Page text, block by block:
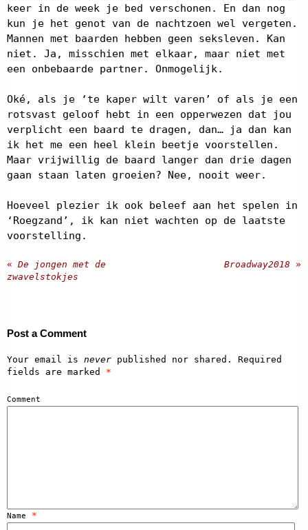
keer in de week je bed verschonen. En dan nog
kun je het genot van de nachtzoen wel vergeten.
Mannen met baarden hebben geen seksleven. Kan
niet. Ja, misschien met elkaar, maar niet met
een onbebaarde partner. Onmogelijk.
Oké, als je ‘te kaper wilt varen’ of als je een
rotsvast geloof hebt in een opperwezen dat jou
verplicht een baard te dragen, dan… ja dan kan
ik het me een heel klein beetje voorstellen.
Maar vrijwillig de baard langer dan drie dagen
gaan staan laten groeien? Nee, nooit weer.
Hoeveel plezier ik ook beleef aan het spelen in
‘Roegzand’, ik kan niet wachten op de laatste
voorstelling.
« De jongen met de
zwavelstokjes
Broadway2018 »
Post a Comment
Your email is never published nor shared. Required
fields are marked *
Comment
Name *